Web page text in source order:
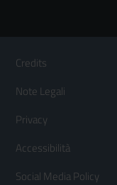
Footer
Menù
orizzontale
Credits
Note Legali
Privacy
Accessibilità
Social Media Policy